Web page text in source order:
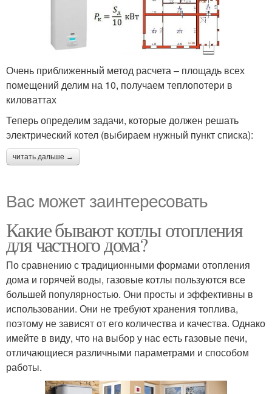
Очень приближенный метод расчета – площадь всех
помещений делим на 10, получаем теплопотери в
киловаттах
Теперь определим задачи, которые должен решать
электрический котел (выбираем нужный пункт списка):
читать дальше →
Вас может заинтересовать
Какие бывают котлы отопления
для частного дома?
По сравнению с традиционными формами отопления
дома и горячей воды, газовые котлы пользуются все
большей популярностью. Они просты и эффективны в
использовании. Они не требуют хранения топлива,
поэтому не зависят от его количества и качества. Однако
имейте в виду, что на выбор у нас есть газовые печи,
отличающиеся различными параметрами и способом
работы.